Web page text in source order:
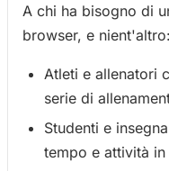
A chi ha bisogno di
browser, e nient'altro:
Atleti e allenatori
serie di
Studenti e
tempo e attività in